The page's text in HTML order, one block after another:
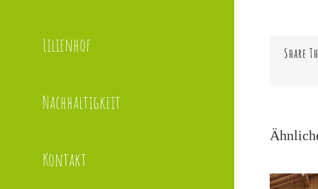
Lilienhof
Nachhaltigkeit
Kontakt
Share